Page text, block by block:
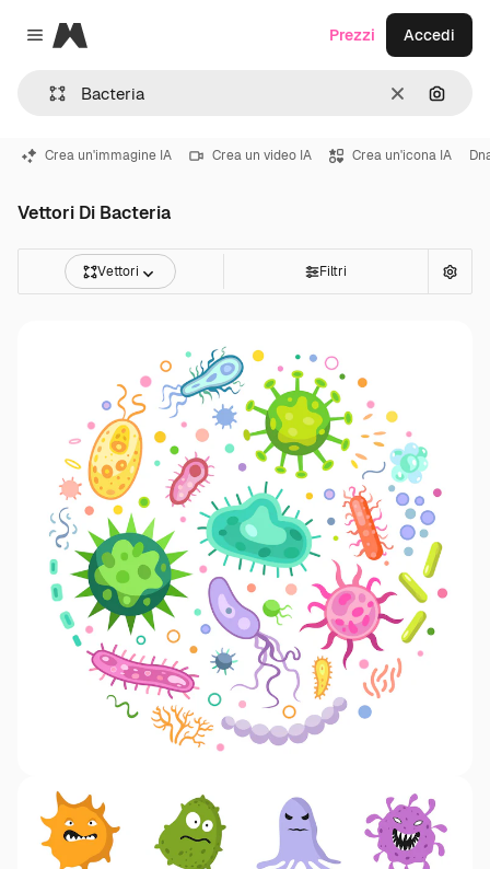
Close menu
Magnific
CancellaCerca
Prezzi Accedi
Crea un'immagine IA Crea un video IA Crea un'icona IA
Vettori Di Bacteria
Vettori Filtri